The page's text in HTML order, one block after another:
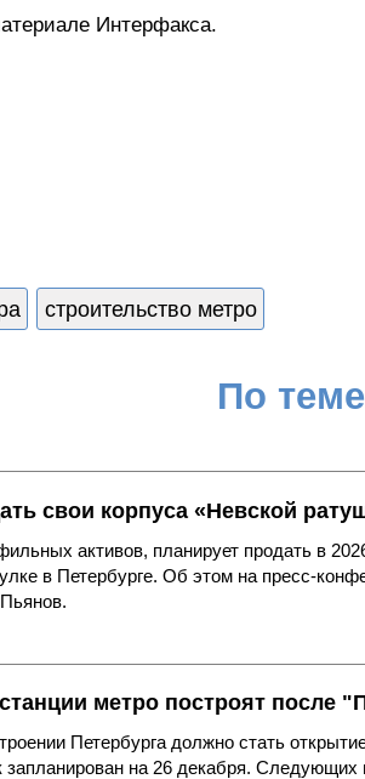
Интерфакса.
строительство метро
По теме
свои корпуса «Невской
активов, планирует продать в
в Петербурге. Об этом на пресс-
метро построят после
Петербурга должно стать
на 26 декабря. Следующих